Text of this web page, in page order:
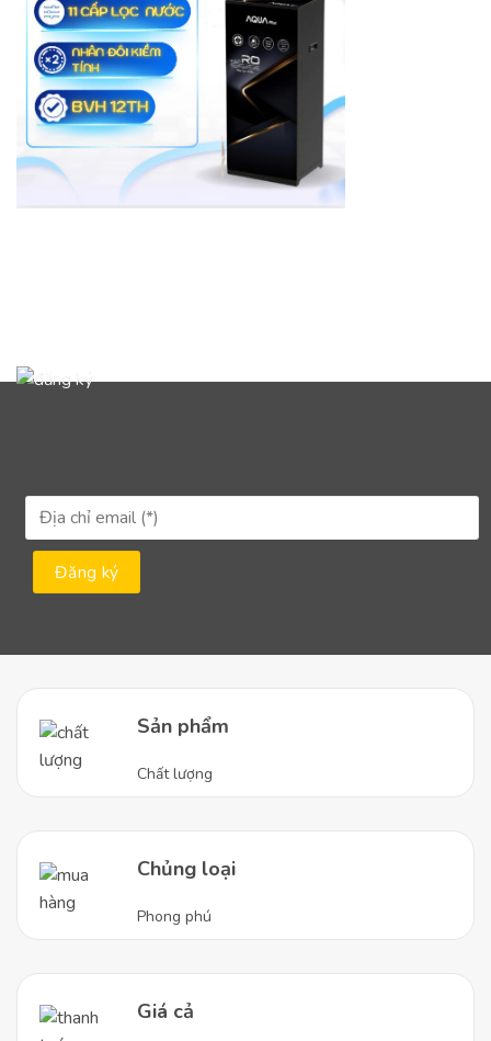
Sản phẩm
Chất lượng
Chủng loại
Phong phú
Giá cả